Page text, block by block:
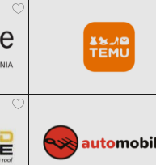
Clic și Vezi Ofertele!